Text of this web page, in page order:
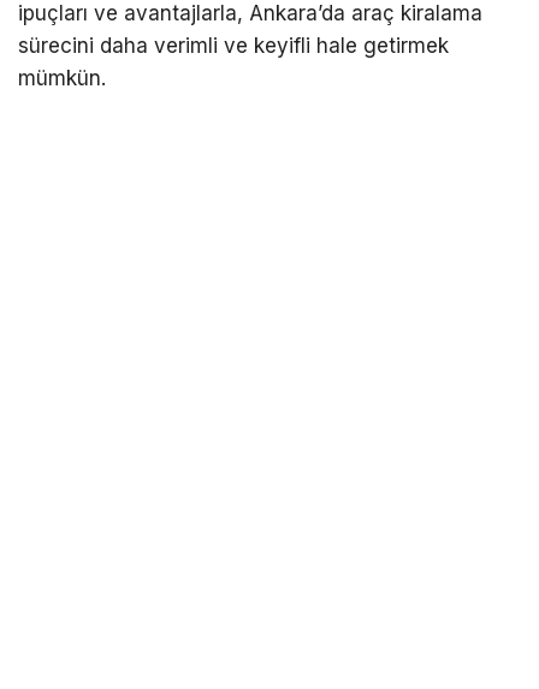
ipuçları ve avantajlarla, Ankara’da araç kiralama
sürecini daha verimli ve keyifli hale getirmek
mümkün.